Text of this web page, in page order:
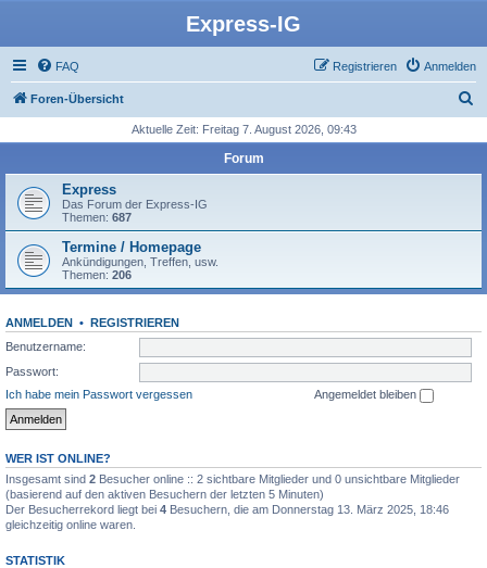
Express-IG
FAQ Anmelden
Registrieren
Foren-Übersicht
h
Aktuelle Zeit: Freitag 7. August 2026, 09:43
Forum
Express
Das Forum der Express-IG
Themen: 687
Termine / Homepage
Ankündigungen, Treffen, usw.
Themen: 206
ANMELDEN • REGISTRIEREN
Benutzername:
Passwort:
Ich habe mein Passwort vergessen
Angemeldet bleiben
WER IST ONLINE?
Insgesamt sind 2 Besucher online :: 2 sichtbare Mitglieder und 0 unsichtbare Mitglieder
(basierend auf den aktiven Besuchern der letzten 5 Minuten)
Der Besucherrekord liegt bei 4 Besuchern, die am Donnerstag 13. März 2025, 18:46
gleichzeitig online waren.
STATISTIK